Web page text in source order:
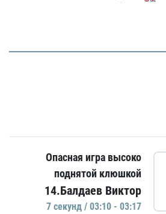
Опасная игра высоко
поднятой клюшкой
14.Балдаев Виктор
7 секунд / 03:10 - 03:17